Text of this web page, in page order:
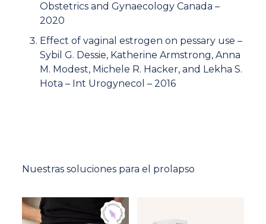
Obstetrics and Gynaecology Canada –
2020
Effect of vaginal estrogen on pessary use –
Sybil G. Dessie, Katherine Armstrong, Anna
M. Modest, Michele R. Hacker, and Lekha S.
Hota – Int Urogynecol – 2016
Nuestras soluciones para el prolapso